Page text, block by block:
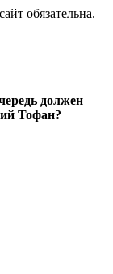
обязательна.
должен
Тофан?